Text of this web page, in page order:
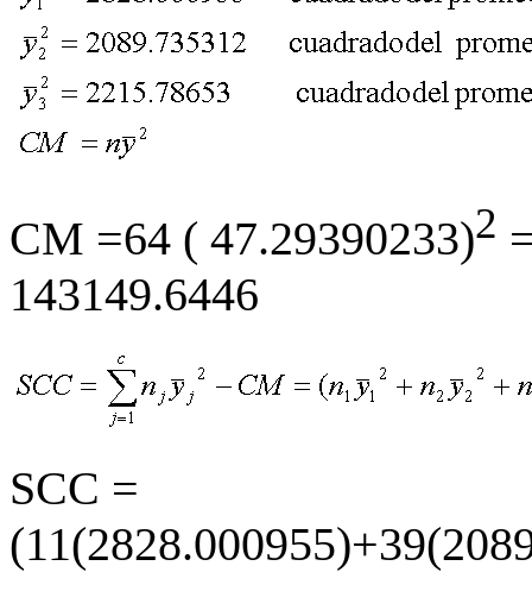
CM =64 ( 47.29390233)2
143149.6446
SCC =